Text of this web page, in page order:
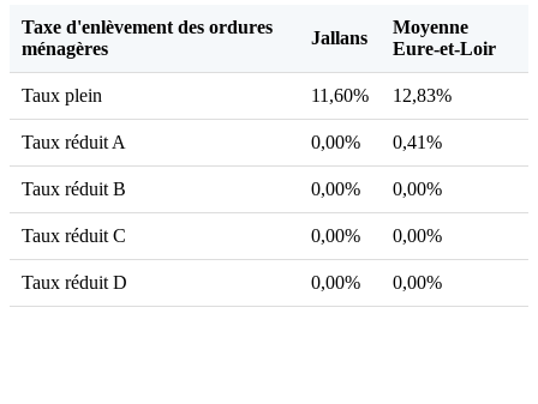
Taxe d'enlèvement des ordures
ménagères
Jallans
Moyenne
Eure-et-Loir
Taux plein 11,60% 12,83%
Taux réduit A 0,00% 0,41%
Taux réduit B 0,00% 0,00%
Taux réduit C 0,00% 0,00%
Taux réduit D 0,00% 0,00%